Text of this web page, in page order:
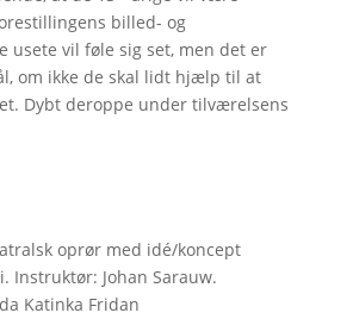
billed- og
usete vil føle sig set, men det er
om ikke de skal lidt hjælp til at
Dybt deroppe under tilværelsens
oprør med idé/koncept
Instruktør: Johan Sarauw.
Katinka Fridan